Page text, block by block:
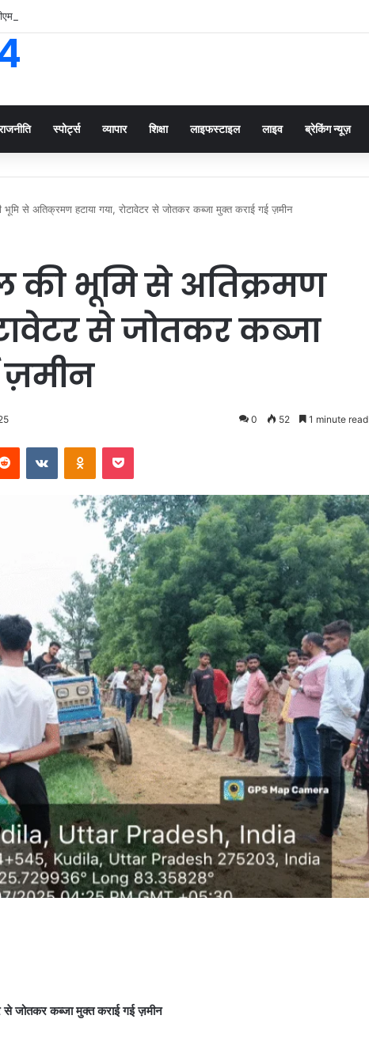
योगी ने लखनऊ में तिरंगा यात्रा का किया शुभारंभ: बोले- ‘तिरंगा हमारी शान और युवा देश की ऊर्जा
स्पोर्ट्स व्यापार शिक्षा लाइफस्टाइल लाइव ब्रेकिंग न्यूज़
से अतिक्रमण हटाया गया, रोटावेटर से जोतकर कब्जा मुक्त कराई गई ज़मीन
की भूमि से अतिक्रमण
से जोतकर कब्जा
ज़मीन
0 52 1 minute read
से जोतकर कब्जा मुक्त कराई गई ज़मीन